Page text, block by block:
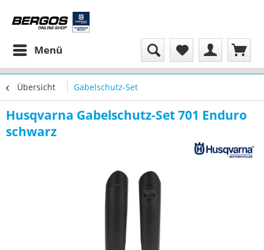
Menü
Übersicht Gabelschutz-Set
Husqvarna Gabelschutz-Set 701 Enduro
schwarz